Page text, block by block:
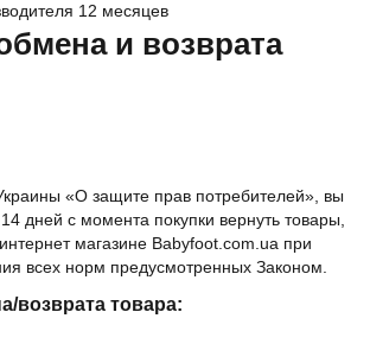
12 месяцев
и возврата
«О защите прав потребителей», вы
дней с момента покупки вернуть товары,
магазине Babyfoot.com.ua при
всех норм предусмотренных Законом.
возврата товара: